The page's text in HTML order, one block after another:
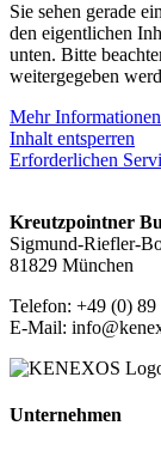
Sie sehen gerade
den eigentlichen
unten. Bitte
weitergegeben
Mehr Informationen
Inhalt entsperren
Erforderlichen
Kreutzpointner
Sigmund-Riefler-
81829 München
Telefon: +49 (0) 89
E-Mail:
Unternehmen